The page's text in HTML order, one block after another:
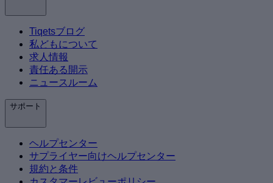
Tiqetsブログ
私どもについて
求人情報
責任ある開示
ニュースルーム
サポート
ヘルプセンター
サプライヤー向けヘルプセンター
規約と条件